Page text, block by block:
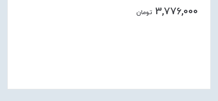
3,776,000 تومان